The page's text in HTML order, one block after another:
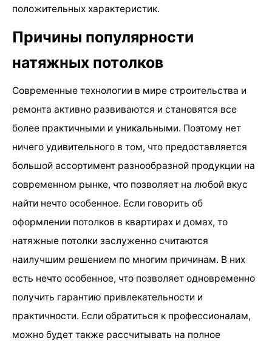
положительных характеристик.
Причины популярности
натяжных потолков
Современные технологии в мире строительства и
ремонта активно развиваются и становятся все
более практичными и уникальными. Поэтому нет
ничего удивительного в том, что предоставляется
большой ассортимент разнообразной продукции на
современном рынке, что позволяет на любой вкус
найти нечто особенное. Если говорить об
оформлении потолков в квартирах и домах, то
натяжные потолки заслуженно считаются
наилучшим решением по многим причинам. В них
есть нечто особенное, что позволяет одновременно
получить гарантию привлекательности и
практичности. Если обратиться к профессионалам,
можно будет также рассчитывать на полное